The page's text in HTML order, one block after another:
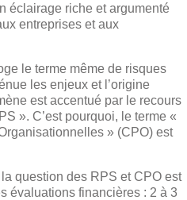
éclairage riche et argumenté
entreprises et aux
le terme même de risques
les enjeux et l’origine
est accentué par le recours
». C’est pourquoi, le terme «
» (CPO) est
question des RPS et CPO est
évaluations financières : 2 à 3